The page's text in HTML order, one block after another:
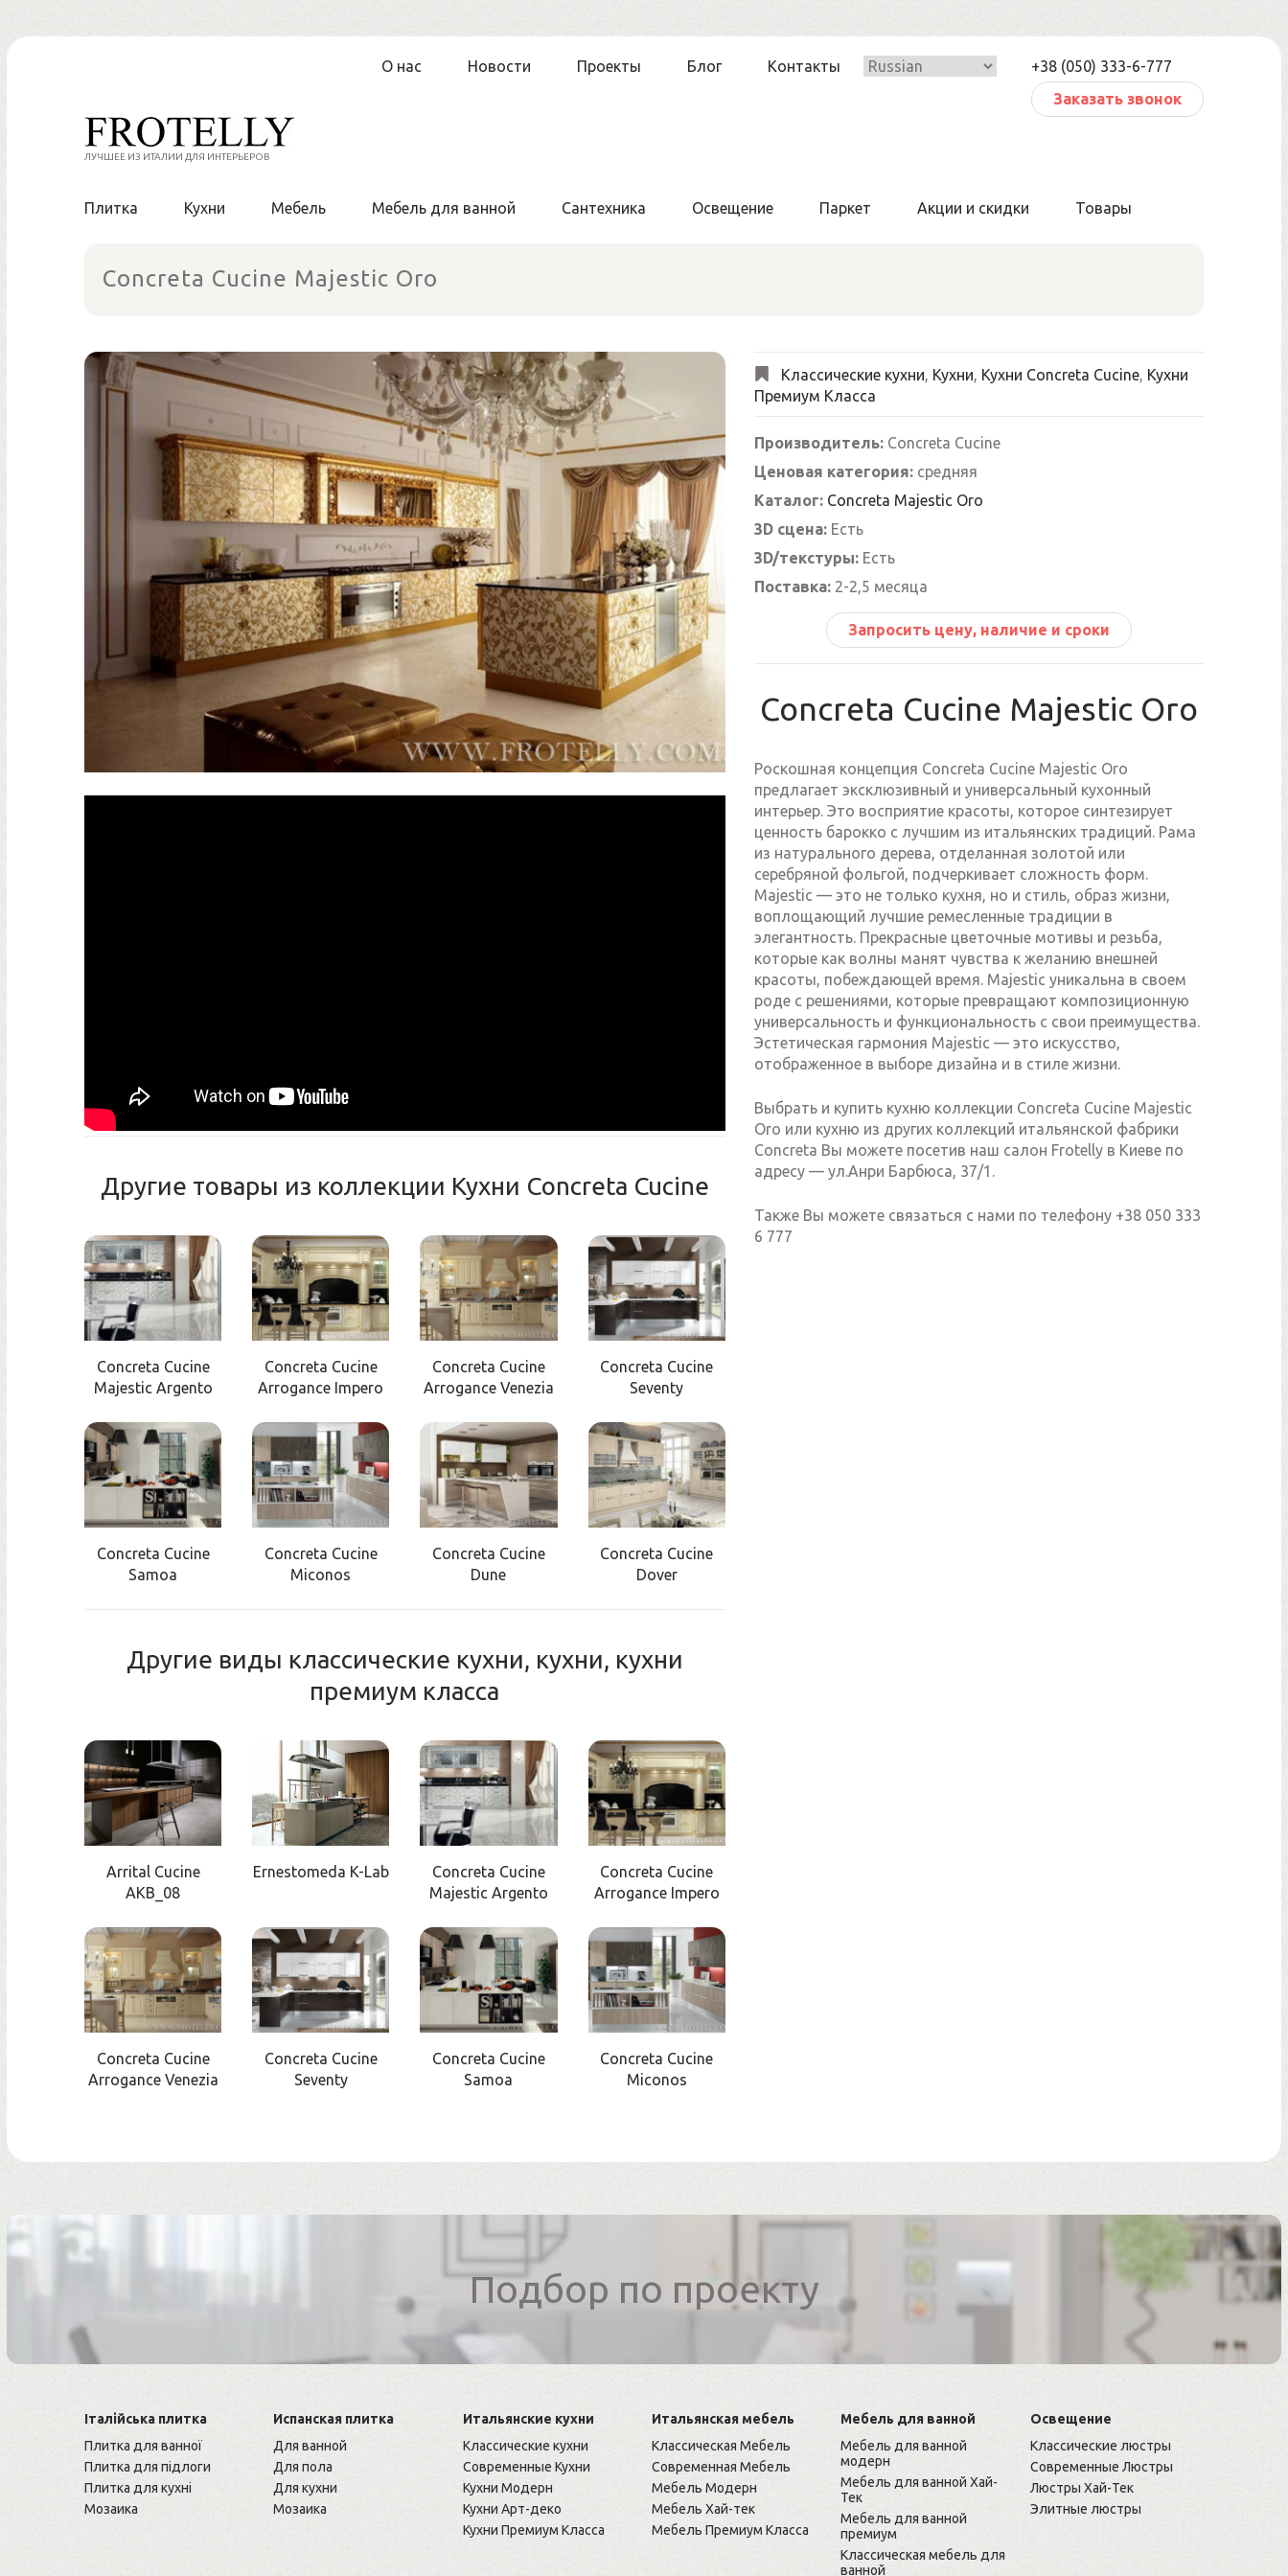
Перейти
О нас Новости Проекты Блог Контакты
+38 (050) 333-6-777
Заказать звонок
ЛУЧШЕЕ ИЗ ИТАЛИИ ДЛЯ ИНТЕРЬЕРОВ
Плитка Кухни Мебель Мебель для ванной Сантехника Освещение Паркет Акции и скидки Товары
Concreta Cucine Majestic Oro
Другие товары из коллекции Кухни Concreta Cucine
Concreta Cucine
Majestic Argento
Concreta Cucine
Arrogance Impero
Concreta Cucine
Arrogance Venezia
Concreta Cucine
Seventy
Concreta Cucine
Samoa
Concreta Cucine
Miconos
Concreta Cucine
Dune
Concreta Cucine
Dover
Другие виды классические кухни, кухни, кухни
премиум класса
Arrital Cucine
AKB_08
Ernestomeda K-Lab
Concreta Cucine
Majestic Argento
Concreta Cucine
Arrogance Impero
Concreta Cucine
Arrogance Venezia
Concreta Cucine
Seventy
Concreta Cucine
Samoa
Concreta Cucine
Miconos
Классические кухни, Кухни, Кухни Concreta Cucine, Кухни
Премиум Класса
Производитель:Concreta Cucine
Ценовая категория:средняя
Каталог: Concreta Majestic Oro
3D сцена:Есть
3D/текстуры:Есть
Поставка:2-2,5 месяца
Запросить цену, наличие и сроки
Concreta Cucine Majestic Oro
Роскошная концепция Concreta Cucine Majestic Oro
предлагает эксклюзивный и универсальный кухонный
интерьер. Это восприятие красоты, которое синтезирует
ценность барокко с лучшим из итальянских традиций. Рама
из натурального дерева, отделанная золотой или
серебряной фольгой, подчеркивает сложность форм.
Majestic — это не только кухня, но и стиль, образ жизни,
воплощающий лучшие ремесленные традиции в
элегантность. Прекрасные цветочные мотивы и резьба,
которые как волны манят чувства к желанию внешней
красоты, побеждающей время. Majestic уникальна в своем
роде с решениями, которые превращают композиционную
универсальность и функциональность с свои преимущества.
Эстетическая гармония Majestic — это искусство,
отображенное в выборе дизайна и в стиле жизни.
Выбрать и купить кухню коллекции Concreta Cucine Majestic
Oro или кухню из других коллекций итальянской фабрики
Concreta Вы можете посетив наш салон Frotelly в Киеве по
адресу — ул.Анри Барбюса, 37/1.
Также Вы можете связаться с нами по телефону +38 050 333
6 777
Подбор по проекту
Італійська плитка
Плитка для ванної
Плитка для підлоги
Плитка для кухні
Мозаика
Испанская плитка
Для ванной
Для пола
Для кухни
Мозаика
Итальянские кухни
Классические кухни
Современные Кухни
Кухни Модерн
Кухни Арт-деко
Кухни Премиум Класса
Итальянская мебель
Классическая Мебель
Современная Мебель
Мебель Модерн
Мебель Хай-тек
Мебель Премиум Класса
Мебель для ванной
Мебель для ванной
модерн
Мебель для ванной Хай-
Тек
Мебель для ванной
премиум
Классическая мебель для
ванной
Освещение
Классические люстры
Современные Люстры
Люстры Хай-Тек
Элитные люстры